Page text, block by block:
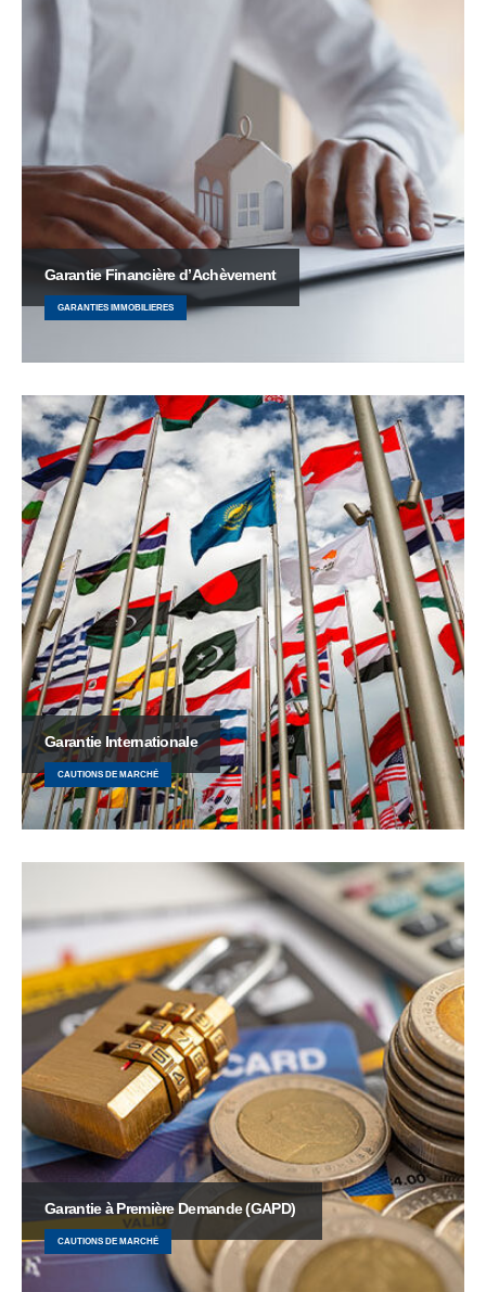
Garantie Financière d’Achèvement
GARANTIES IMMOBILIERES
Garantie Internationale
CAUTIONS DE MARCHÉ
Garantie à Première Demande (GAPD)
CAUTIONS DE MARCHÉ